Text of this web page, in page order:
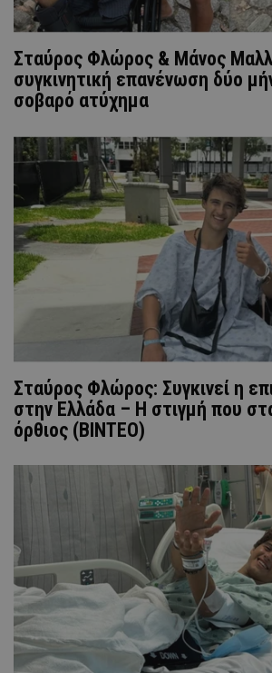
Σταύρος Φλώρος & Μάνος
συγκινητική επανένωση δύο
σοβαρό ατύχημα
Σταύρος Φλώρος: Συγκινεί η
στην Ελλάδα – Η στιγμή που
όρθιος (BINTEO)